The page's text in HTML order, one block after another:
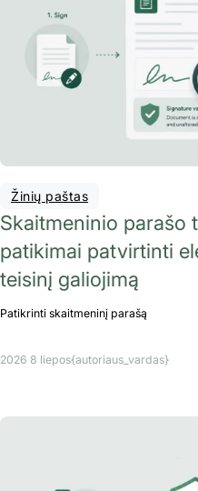
Žinių paštas
Skaitmeninio parašo
patikimai patvirtinti
teisinį galiojimą
Patikrinti skaitmeninį parašą
2026 8 liepos{autoriaus_vardas}